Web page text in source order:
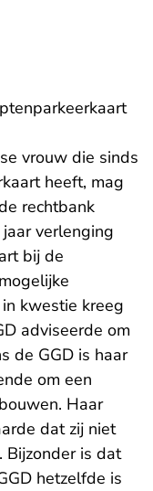
vrouw die sinds
heeft, mag
rechtbank
verlenging
bij de
kwestie kreeg
adviseerde om
de GGD is haar
om een
Haar
dat zij niet
Bijzonder is dat
hetzelfde is